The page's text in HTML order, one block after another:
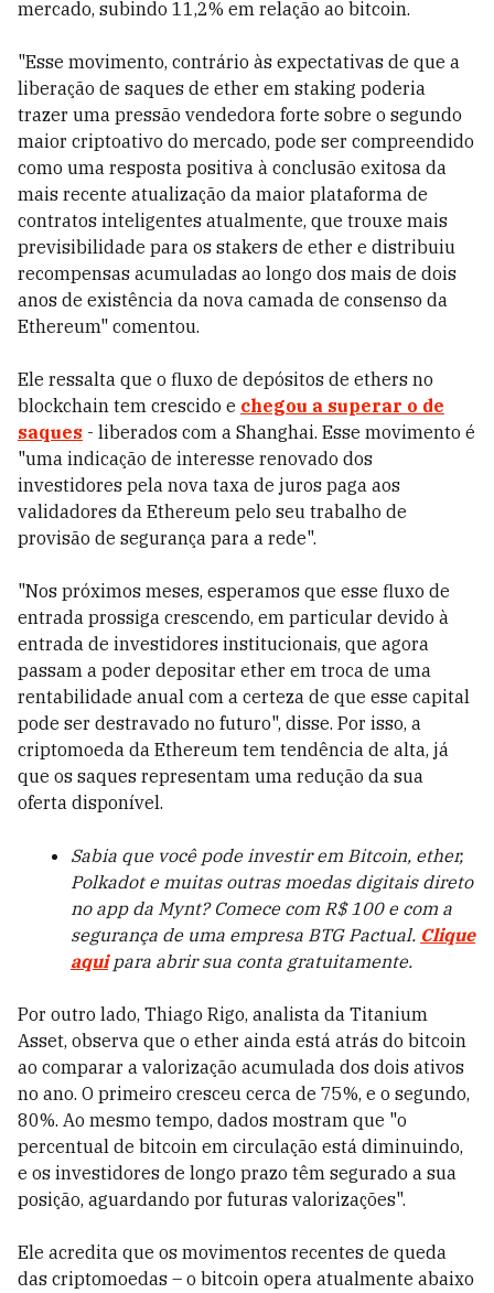
mercado, subindo 11,2% em relação ao bitcoin.
"Esse movimento, contrário às expectativas de que a
liberação de saques de ether em staking poderia
trazer uma pressão vendedora forte sobre o segundo
maior criptoativo do mercado, pode ser compreendido
como uma resposta positiva à conclusão exitosa da
mais recente atualização da maior plataforma de
contratos inteligentes atualmente, que trouxe mais
previsibilidade para os stakers de ether e distribuiu
recompensas acumuladas ao longo dos mais de dois
anos de existência da nova camada de consenso da
Ethereum" comentou.
Ele ressalta que o fluxo de depósitos de ethers no
blockchain tem crescido e chegou a superar o de
saques - liberados com a Shanghai. Esse movimento é
"uma indicação de interesse renovado dos
investidores pela nova taxa de juros paga aos
validadores da Ethereum pelo seu trabalho de
provisão de segurança para a rede".
"Nos próximos meses, esperamos que esse fluxo de
entrada prossiga crescendo, em particular devido à
entrada de investidores institucionais, que agora
passam a poder depositar ether em troca de uma
rentabilidade anual com a certeza de que esse capital
pode ser destravado no futuro", disse. Por isso, a
criptomoeda da Ethereum tem tendência de alta, já
que os saques representam uma redução da sua
oferta disponível.
Sabia que você pode investir em Bitcoin, ether,
Polkadot e muitas outras moedas digitais direto
no app da Mynt? Comece com R$ 100 e com a
segurança de uma empresa BTG Pactual. Clique
aquipara abrir sua conta gratuitamente.
Por outro lado, Thiago Rigo, analista da Titanium
Asset, observa que o ether ainda está atrás do bitcoin
ao comparar a valorização acumulada dos dois ativos
no ano. O primeiro cresceu cerca de 75%, e o segundo,
80%. Ao mesmo tempo, dados mostram que "o
percentual de bitcoin em circulação está diminuindo,
e os investidores de longo prazo têm segurado a sua
posição, aguardando por futuras valorizações".
Ele acredita que os movimentos recentes de queda
das criptomoedas – o bitcoin opera atualmente abaixo